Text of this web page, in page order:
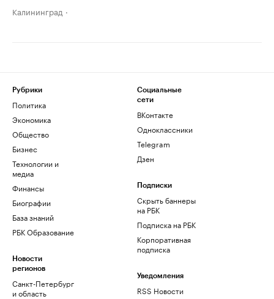
Калининград
Рубрики
Политика
Экономика
Общество
Бизнес
Технологии и
медиа
Финансы
Биографии
База знаний
РБК Образование
Новости
регионов
Санкт-Петербург
и область
Социальные
сети
ВКонтакте
Одноклассники
Telegram
Дзен
Подписки
Скрыть баннеры
на РБК
Подписка на РБК
Корпоративная
подписка
Уведомления
RSS Новости